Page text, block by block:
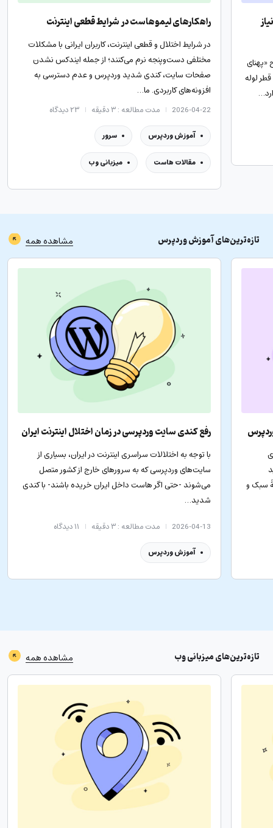
لوله
راهکارهای لیموهاست در شرایط قطعی اینترنت
در شرایط اختلال و قطعی اینترنت، کاربران ایرانی با مشکلات
مختلفی دست‌وپنجه نرم می‌کنند؛ از جمله ایندکس نشدن
صفحات سایت، کندی شدید وردپرس و عدم دسترسی به
افزونه‌های کاربردی. ما…
2026-04-22 مدت مطالعه : ۳ دقیقه ۲۳دیدگاه
آموزش وردپرس سرور
مقالات هاست میزبانی وب
تازه‌ترین‌هایآموزش وردپرس مشاهده همه
سبک و
رفع کندی سایت وردپرسی در زمان اختلال اینترنت ایران
با توجه به اختلالات سراسری اینترنت در ایران، بسیاری از
سایت‌های وردپرسی که به سرورهای خارج از کشور متصل
می‌شوند -حتی اگر هاست داخل ایران خریده باشند- با کندی
شدید…
2026-04-13 مدت مطالعه : ۳ دقیقه ۱۱دیدگاه
آموزش وردپرس
تازه‌ترین‌هایمیزبانی وب مشاهده همه